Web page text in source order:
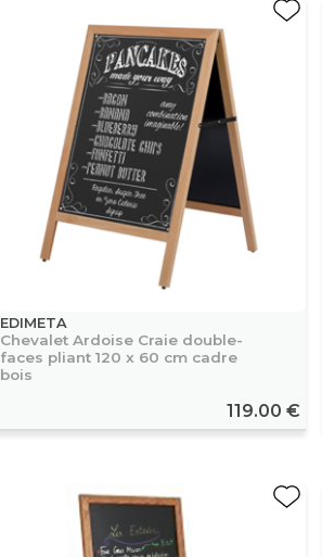
EDIMETA
Chevalet Ardoise Craie double-
faces pliant 120 x 60 cm cadre
bois
119.00 €